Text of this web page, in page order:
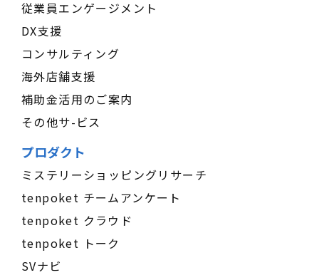
従業員エンゲージメント
DX支援
コンサルティング
海外店舗支援
補助金活用のご案内
その他サ-ビス
プロダクト
ミステリーショッピングリサーチ
tenpoket チームアンケート
tenpoket クラウド
tenpoket トーク
SVナビ